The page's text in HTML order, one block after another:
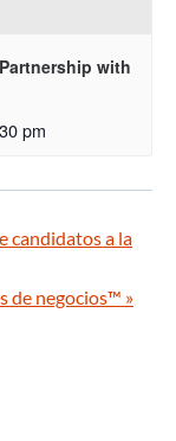
with
pm
candidatos a la
de negocios™ »